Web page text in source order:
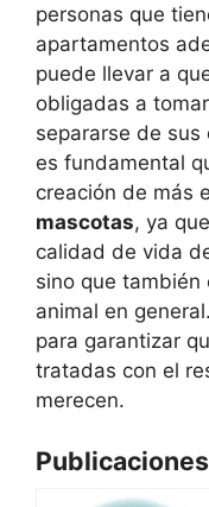
personas que
apartamentos
puede llevar a
obligadas a
separarse de sus
es fundamental
creación de más
mascotas, ya
calidad de vida
sino que
animal en
para garantizar
tratadas con el
merecen.